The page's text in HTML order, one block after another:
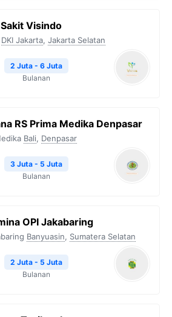
Visindo
DKI Jakarta, Jakarta Selatan
2 Juta - 6 Juta
Bulanan
RS Prima Medika Denpasar
Bali, Denpasar
3 Juta - 5 Juta
Bulanan
OPI Jakabaring
Banyuasin, Sumatera Selatan
2 Juta - 5 Juta
Bulanan